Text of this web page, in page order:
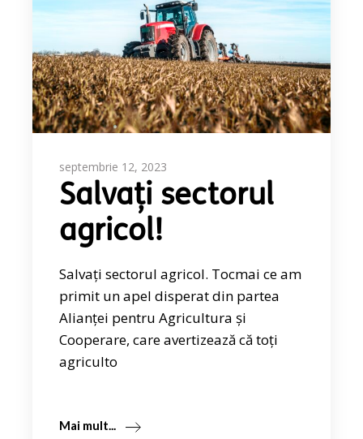
septembrie 12, 2023
Salvați sectorul
agricol!
Salvați sectorul agricol. Tocmai ce am
primit un apel disperat din partea
Alianței pentru Agricultura și
Cooperare, care avertizează că toți
agriculto
Mai mult...